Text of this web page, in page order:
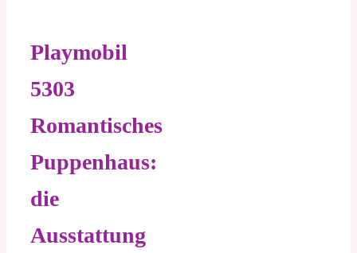
Playmobil
5303
Romantisches
Puppenhaus:
die
Ausstattung